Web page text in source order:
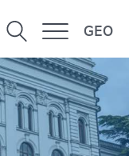
GEO